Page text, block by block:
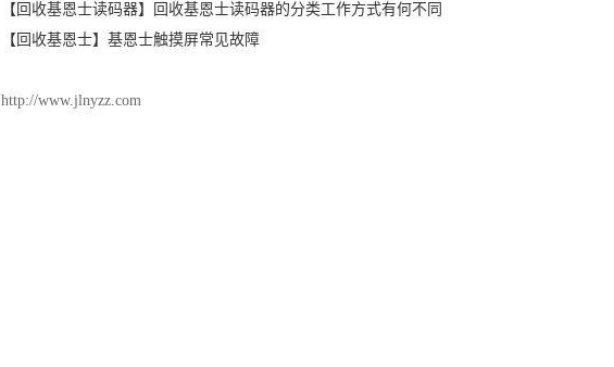
【回收基恩士读码器】回收基恩士读码器的分类工作方式有何不同
【回收基恩士】基恩士触摸屏常见故障
http://www.jlnyzz.com